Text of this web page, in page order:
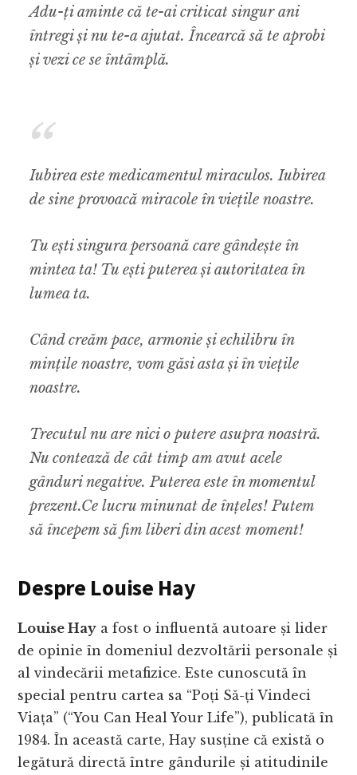
Adu-ți aminte că te-ai criticat singur ani
întregi și nu te-a ajutat. Încearcă să te aprobi
și vezi ce se întâmplă.
Iubirea este medicamentul miraculos. Iubirea
de sine provoacă miracole în viețile noastre.
Tu ești singura persoană care gândește în
mintea ta! Tu ești puterea și autoritatea în
lumea ta.
Când creăm pace, armonie și echilibru în
mințile noastre, vom găsi asta și în viețile
noastre.
Trecutul nu are nici o putere asupra noastră.
Nu contează de cât timp am avut acele
gânduri negative. Puterea este în momentul
prezent.Ce lucru minunat de înțeles! Putem
să începem să fim liberi din acest moment!
Despre Louise Hay
Louise Hay a fost o influentă autoare și lider
de opinie în domeniul dezvoltării personale și
al vindecării metafizice. Este cunoscută în
special pentru cartea sa “Poți Să-ți Vindeci
Viața” (“You Can Heal Your Life”), publicată în
1984. În această carte, Hay susține că există o
legătură directă între gândurile și atitudinile